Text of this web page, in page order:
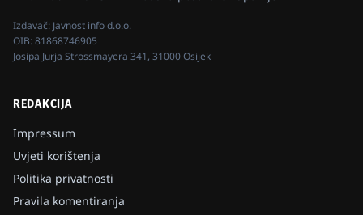
Izdavač: Javnost info d.o.o.
OIB:81868746905
Josipa Jurja Strossmayera 341, 31000 Osijek
REDAKCIJA
Impressum
Uvjeti korištenja
Politika privatnosti
Pravila komentiranja